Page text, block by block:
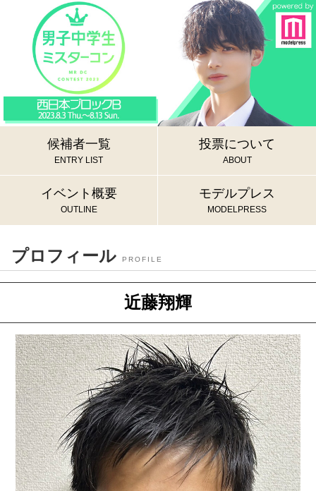
候補者一覧
ENTRY LIST
投票について
ABOUT
イベント概要
OUTLINE
モデルプレス
MODELPRESS
プロフィール PROFILE
近藤翔輝